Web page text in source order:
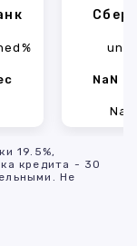
NaN
19.5%,
кредита - 30
Не